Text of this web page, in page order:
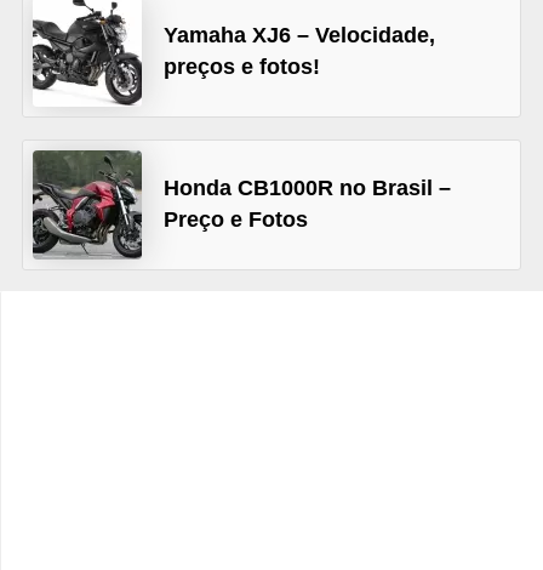
Yamaha XJ6 – Velocidade,
preços e fotos!
Honda CB1000R no Brasil –
Preço e Fotos
c
l
e
a
s
C